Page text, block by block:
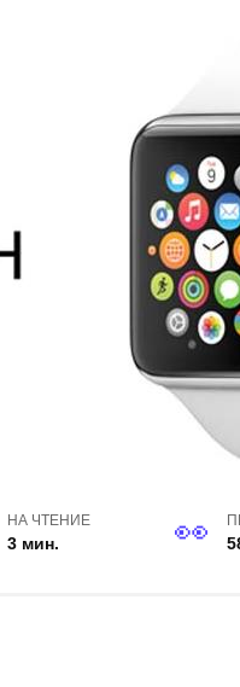
НА ЧТЕНИЕ
3 мин.